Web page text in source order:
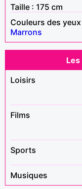
Taille : 175 cm
Couleurs des yeux
Marrons
Loisirs
Films
Sports
Musiques